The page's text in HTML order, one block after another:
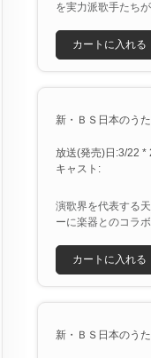
を実力派歌手たち
カートに入れる
新・ＢＳ日本のう
放送(発売)日:3/22 *
キャスト:
演歌界を代表する
ーに楽器とのコラ
カートに入れる
新・ＢＳ日本のう